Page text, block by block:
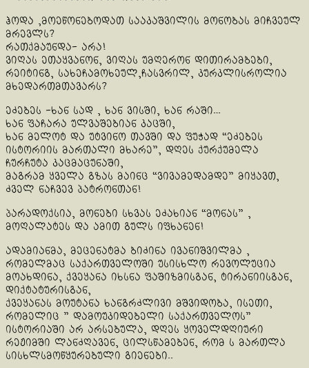
ჰოდა ,მოეწონებოდათ სააკაშვილის მონობას მიჩვეულ
მრევლს?
რათქმაუნდა- არა!
ვიღას ეთაყვანონ, ვიღას უმღერონ დითირამბები,
რეიტინგ, სახეჩამოხეულ,ჩასვრილ, კურკლისროლია
მხედართმთავარს?
ეძებეს -ხან სად , ხან ვისში, ხან რაში…
ხან ფაჩარა ულვაშებიან კაცში,
ხან მელოტ და უტვინო თავში და ფუჭად “ეძებეს
ისტორიის მართალი მხარე”, დღეს ქურქუმელა
ჩურჩუტა კაცმაცუნაში,
მაგრამ ყველა გზას მაინც “ვივამედამდე” მიყავთ,
ძველ ნაჩვევ პატრონთან!
პარადოქსია, მონები სხვას ეძახიან “მონას” ,
მოღალატეს და ამით გულს იფხანენ!
ადამიანმა, მეცენატმა ბიძინა ივანიშვილმა ,
რომელმაც საქართველოში უსისხლო რევოლუცია
მოახდინა, ქვეყანა იხსნა ფაშიზმისგან, ტირანიისგან,
დიქტატურისგან,
ქვეყანას მოუტანა ხანგრძლივი მშვიდობა, ისეთი,
რომელიც ” დამოუკიდებელი საქართველოს”
ისტორიაში არ არსებულა, დღეს ყოველდღიური
რეჟიმში ლანძღავენ, ცილსწამებენ, რომ ს მართლა
სისხლსმოწყურებული გიენები..